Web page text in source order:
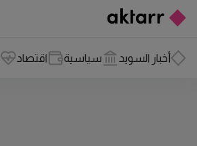
أخبار السويد سياسية اقتصاد